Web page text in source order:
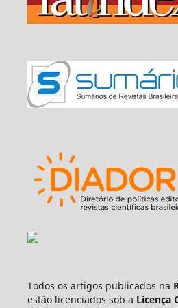
Todos os artigos publicados na
estão licenciados sob a Licença